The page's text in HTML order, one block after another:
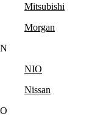
Mitsubishi
Morgan
N
NIO
Nissan
O